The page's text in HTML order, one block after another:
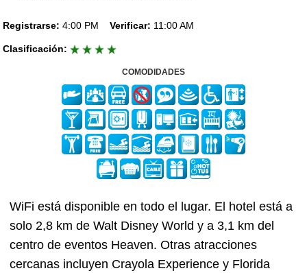
Registrarse: 4:00 PM Verificar: 11:00 AM
Clasificación:
COMODIDADES
WiFi está disponible en todo el lugar. El hotel está a
solo 2,8 km de Walt Disney World y a 3,1 km del
centro de eventos Heaven. Otras atracciones
cercanas incluyen Crayola Experience y Florida